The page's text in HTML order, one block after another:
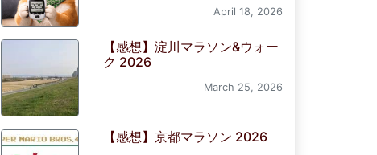
April 18, 2026
【感想】淀川マラソン&ウォー
ク 2026
March 25, 2026
【感想】京都マラソン 2026